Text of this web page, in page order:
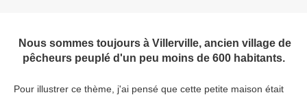
Nous sommes toujours à Villerville, ancien village de
pêcheurs peuplé d'un peu moins de 600 habitants.
Pour illustrer ce thème, j'ai pensé que cette petite maison était